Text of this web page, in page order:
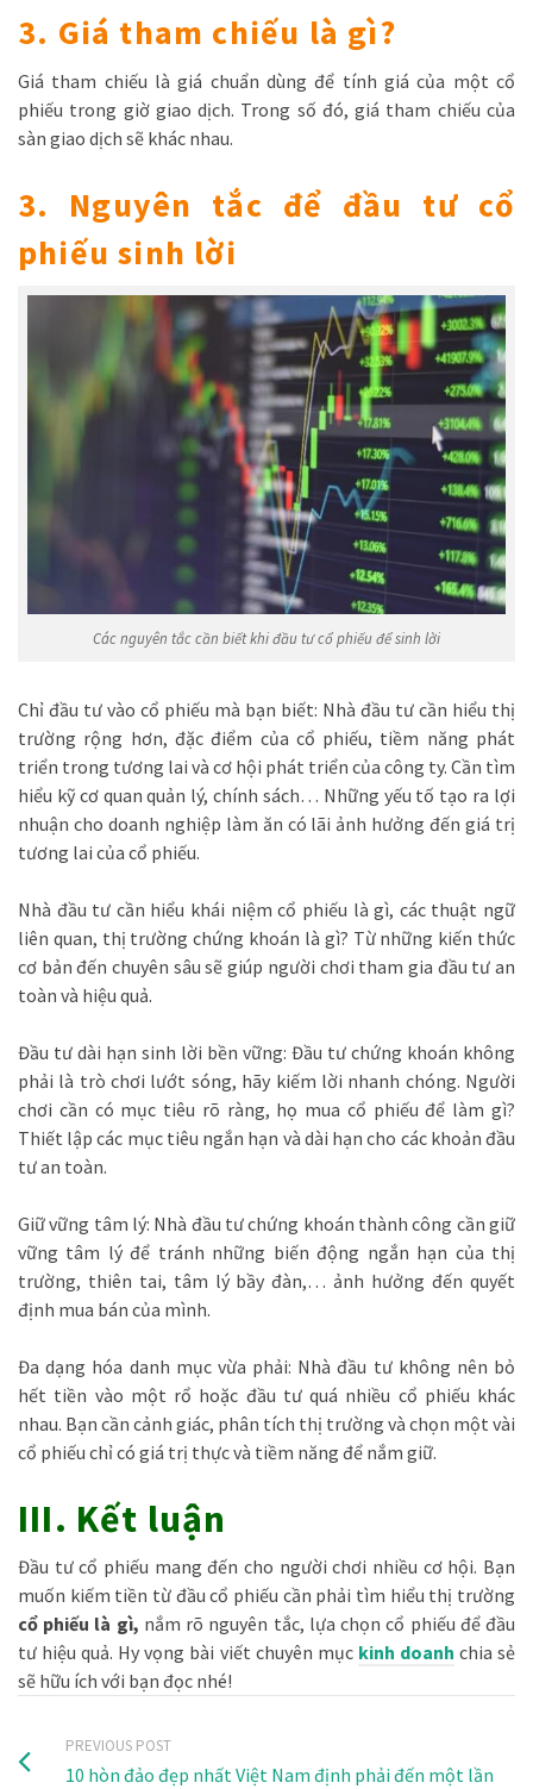
3. Giá tham chiếu là gì?
Giá tham chiếu là giá chuẩn dùng để tính giá của một cổ
phiếu trong giờ giao dịch. Trong số đó, giá tham chiếu của
sàn giao dịch sẽ khác nhau.
3. Nguyên tắc để đầu tư cổ
phiếu sinh lời
Các nguyên tắc cần biết khi đầu tư cổ phiếu để sinh lời
Chỉ đầu tư vào cổ phiếu mà bạn biết: Nhà đầu tư cần hiểu thị
trường rộng hơn, đặc điểm của cổ phiếu, tiềm năng phát
triển trong tương lai và cơ hội phát triển của công ty. Cần tìm
hiểu kỹ cơ quan quản lý, chính sách… Những yếu tố tạo ra lợi
nhuận cho doanh nghiệp làm ăn có lãi ảnh hưởng đến giá trị
tương lai của cổ phiếu.
Nhà đầu tư cần hiểu khái niệm cổ phiếu là gì, các thuật ngữ
liên quan, thị trường chứng khoán là gì? Từ những kiến ​​thức
cơ bản đến chuyên sâu sẽ giúp người chơi tham gia đầu tư an
toàn và hiệu quả.
Đầu tư dài hạn sinh lời bền vững: Đầu tư chứng khoán không
phải là trò chơi lướt sóng, hãy kiếm lời nhanh chóng. Người
chơi cần có mục tiêu rõ ràng, họ mua cổ phiếu để làm gì?
Thiết lập các mục tiêu ngắn hạn và dài hạn cho các khoản đầu
tư an toàn.
Giữ vững tâm lý: Nhà đầu tư chứng khoán thành công cần giữ
vững tâm lý để tránh những biến động ngắn hạn của thị
trường, thiên tai, tâm lý bầy đàn,… ảnh hưởng đến quyết
định mua bán của mình.
Đa dạng hóa danh mục vừa phải: Nhà đầu tư không nên bỏ
hết tiền vào một rổ hoặc đầu tư quá nhiều cổ phiếu khác
nhau. Bạn cần cảnh giác, phân tích thị trường và chọn một vài
cổ phiếu chỉ có giá trị thực và tiềm năng để nắm giữ.
III. Kết luận
Đầu tư cổ phiếu mang đến cho người chơi nhiều cơ hội. Bạn
muốn kiếm tiền từ đầu cổ phiếu cần phải tìm hiểu thị trường
cổ phiếu là gì, nắm rõ nguyên tắc, lựa chọn cổ phiếu để đầu
tư hiệu quả. Hy vọng bài viết chuyên mục kinh doanh chia sẻ
sẽ hữu ích với bạn đọc nhé!
PREVIOUS POST
10 hòn đảo đẹp nhất Việt Nam định phải đến một lần